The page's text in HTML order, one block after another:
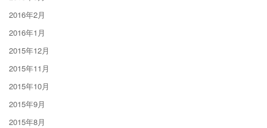
2016年2月
2016年1月
2015年12月
2015年11月
2015年10月
2015年9月
2015年8月